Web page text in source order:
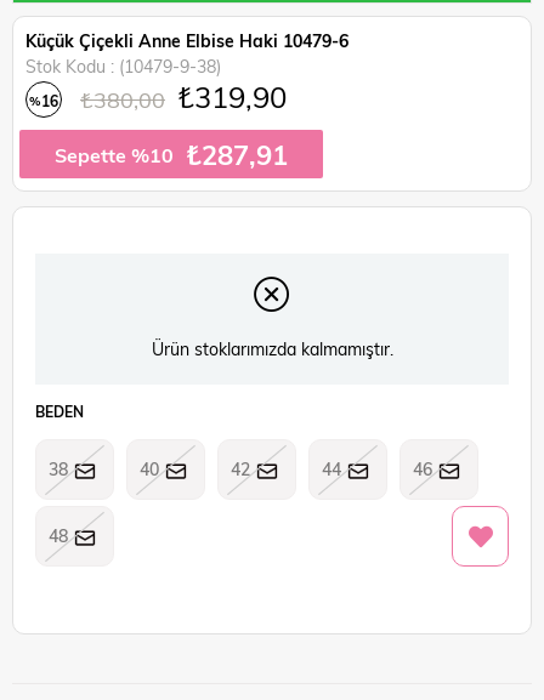
Küçük Çiçekli Anne Elbise Haki 10479-6
Stok Kodu
(10479-9-38)
%16 ₺380,00 ₺319,90
Sepette %10 ₺287,91
Ürün stoklarımızda kalmamıştır.
BEDEN
38 40 42 44 46
48